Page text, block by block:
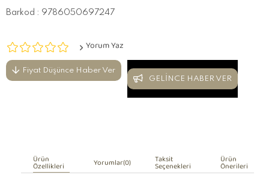
Barkod : 9786050697247
Yorum Yaz
Fiyat Düşünce Haber Ver
GELINCE HABER VER
Ürün
Özellikleri Yorumlar(0) Taksit
Seçenekleri Ürün
Önerileri